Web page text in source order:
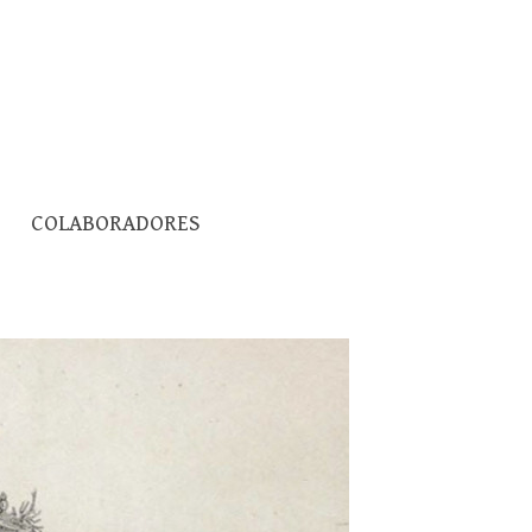
COLABORADORES